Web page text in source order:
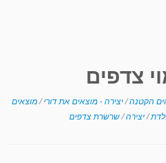
צדפים
הקטנה/יצירה - מוצאים את דורי/מוצאים
/יצירה/שרשרת צדפים